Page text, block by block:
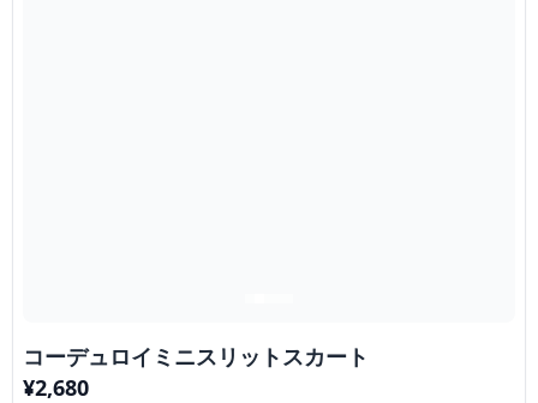
コーデュロイミニスリットスカート
¥2,680